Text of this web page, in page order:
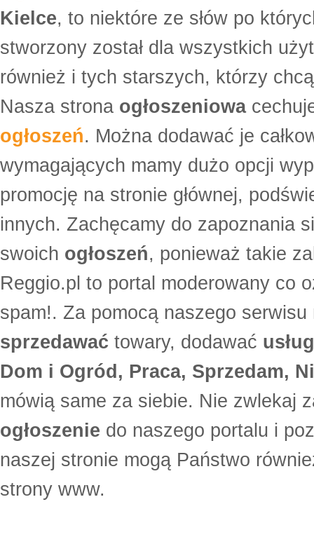
Kielce, to niektóre ze słów po
stworzony został dla wszystkich
również i tych starszych, którzy
Nasza strona ogłoszeniowa
ogłoszeń. Można dodawać je
wymagających mamy dużo opcji
promocję na stronie głównej,
innych. Zachęcamy do zapoznania
swoich ogłoszeń, ponieważ takie
Reggio.pl to portal moderowany co
spam!. Za pomocą naszego
sprzedawać towary, dodawać
Dom i Ogród, Praca, Sprzedam,
mówią same za siebie. Nie zwlekaj
ogłoszenie do naszego portalu i
naszej stronie mogą Państwo
strony www.